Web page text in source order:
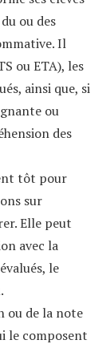
ou des
Il
ou ETA), les
ainsi que, si
ou
des
tôt pour
sur
Elle peut
avec la
le
ou de la note
le composent